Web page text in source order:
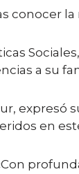
conocer la
a su
en